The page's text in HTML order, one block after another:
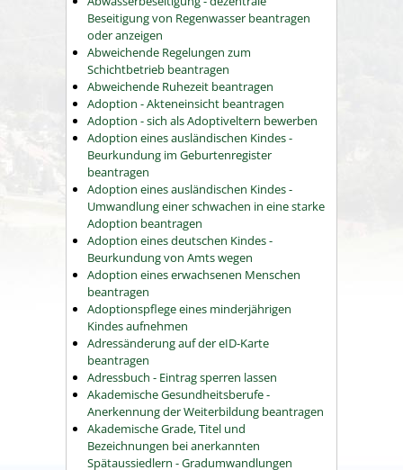
Beseitigung von Regenwasser beantragen
oder anzeigen
Abweichende Regelungen zum
Schichtbetrieb beantragen
Abweichende Ruhezeit beantragen
Adoption - Akteneinsicht beantragen
Adoption - sich als Adoptiveltern bewerben
Adoption eines ausländischen Kindes -
Beurkundung im Geburtenregister
beantragen
Adoption eines ausländischen Kindes -
Umwandlung einer schwachen in eine starke
Adoption beantragen
Adoption eines deutschen Kindes -
Beurkundung von Amts wegen
Adoption eines erwachsenen Menschen
beantragen
Adoptionspflege eines minderjährigen
Kindes aufnehmen
Adressänderung auf der eID-Karte
beantragen
Adressbuch - Eintrag sperren lassen
Akademische Gesundheitsberufe -
Anerkennung der Weiterbildung beantragen
Akademische Grade, Titel und
Bezeichnungen bei anerkannten
Spätaussiedlern - Gradumwandlungen